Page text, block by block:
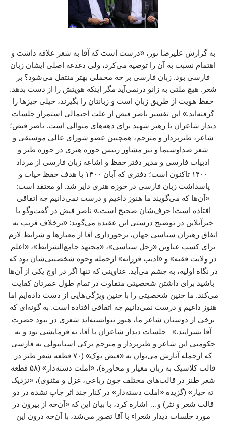
به گزارش علیرضا تور، «درست است که آقا به شعر علاقه داشت و
اهتمام نسبت به آن را توصیه می‌کرد، ولی دغدغه اصلی ایشان زبان
فارسی بود. زبان فارسی بر چه محملی بهتر منتقل می‌شود؟ بر
شعر. هیچ ملتی به زانو درنمی‌آید مگر اینکه هویتش را از دست بدهد.
حفظ هویت از طریق زبان است و زبانتان را بگیرند، خیلی چیزها را
گرفته‌اند.» این تفسیر ناصر فیض از علت احتمالی استمرار جلسات
دیدار شاعران با رهبر شهید برای دهه‌های متوالی است. ناصر فیض؛
شاعر، طنزپرداز و مترجم، همچنین عضو شورای عالی موسیقی و
شعر صداوسیما و نیز مشاور رئیس حوزه هنری در حوزه طنز و
ادبیات فارسی و مدیر دفتر حفظ و اشاعه زبان فارسی از مرداد
۱۴۰۰ تاکنون است؛ دفتری که آبان ۱۴۰۰ با هدف حفظ حیات و
پاسداشت زبان فارسی در حوزه هنری دایر شد. او معتقد است:
«آن‌ها که می‌گویند ما هنوز داغیم و درست نمی‌دانیم چه اتفاقی
افتاده است! حرف‌شان صحیح است.» ناصر فیض در گفت‌وگو با
خبرآنلاین در توضیح درستی این عقیده می‌گوید: «برخلاف قریب به
اتفاق رهبران سیاسی جهان، برخورداری آقا از معیارها و شرایط لازم
برای کسب عناوین «رجل سیاسی»، «مجتهد جامع‌الشرایط»، «اعلم
در ولایت فقیه» و «ادیب فرزانه» ازجمله وجوه شخصیتی‌شان بود که
در نگاه اولیه، به چشم می‌آید. عناوینی که تنها اگر در اوج یکی از آن‌ها
باشید برای داشتن شخصیتی متفاوت در تمام طول عمرتان کفایت
می‌کند. ما چنین شخصیتی را با چنین ویژگی‌هایی از دست داده‌ایم اما
هنوز داغیم و درست نمی‌دانیم چه اتفاقی افتاده است. به گونه‌ای که
برخی از دوستان شاعر ما، هنوز نتوانسته‌اند شعری در نبود حضرت
آقا بسرایند.» جلسات دیدار شاعران با آقا، نه فرمایشی بود و نه
حکومتی این شاعر و طنزپرداز و مترجم ترکی استانبولی به فارسی
که ازجمله آثارش می‌توان به «فیض بوک» (۷۰ قطعه شعر طنز در
قالب کلاسیک به زبان معیار و محاوره‌)، «املت دسته‌دار» (۵۸ قطعه
شعر طنز در قالب‌های مختلف چون رباعی، غزل و مثنوی)، «نزدیک
ته خیار» (گزیده «املت ‌دسته‌دار» در کنار چند اثر چاپ ‌نشده در دو
قالب شعر و نثر) و… اشاره کرد، با بیان این که «آن‌چه از بیرون در
مورد جلسات دیدار شعراء با آقا تصور می‌شد، با آن‌چه درون این